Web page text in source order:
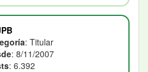
: Titular
: 8/11/2007
: 6.392